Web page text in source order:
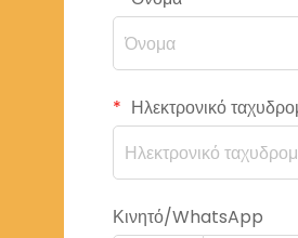
Ηλεκτρονικό
Κινητό/WhatsApp